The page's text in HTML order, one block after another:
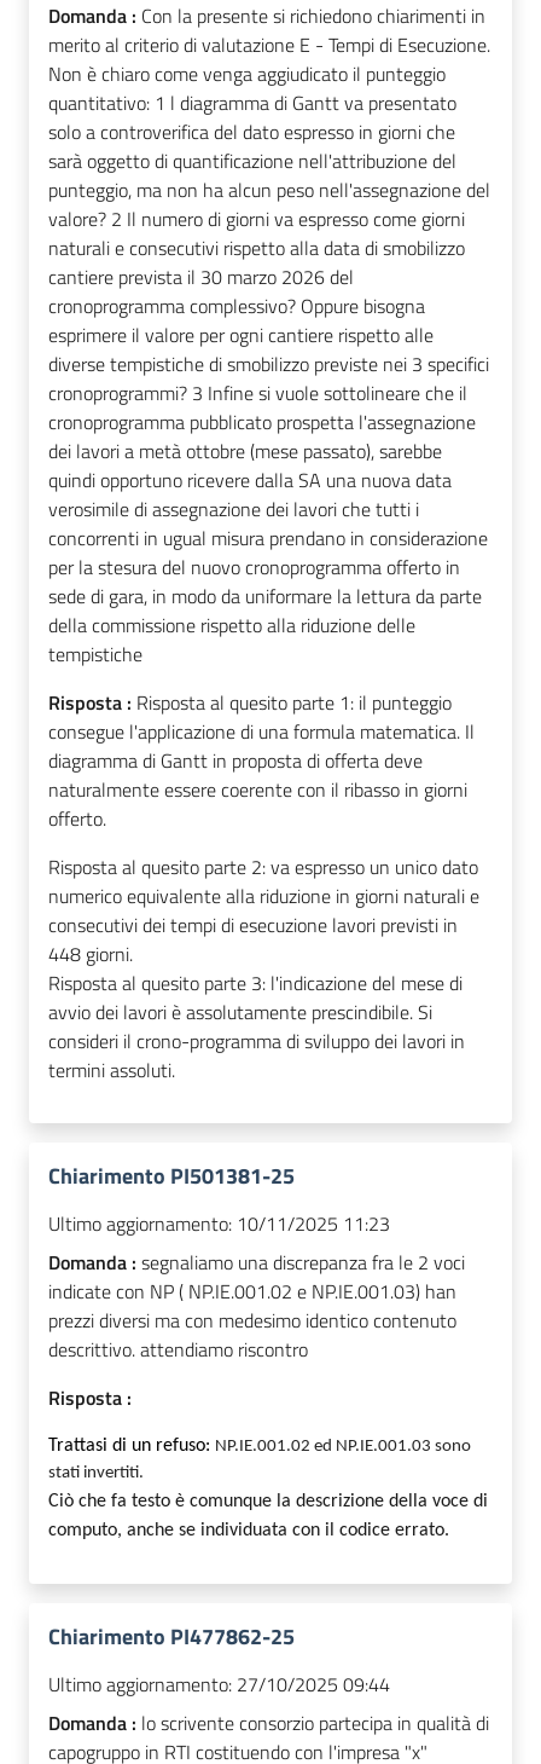
Domanda : Con la presente si richiedono chiarimenti in
merito al criterio di valutazione E - Tempi di Esecuzione.
Non è chiaro come venga aggiudicato il punteggio
quantitativo: 1 l diagramma di Gantt va presentato
solo a controverifica del dato espresso in giorni che
sarà oggetto di quantificazione nell'attribuzione del
punteggio, ma non ha alcun peso nell'assegnazione del
valore? 2 Il numero di giorni va espresso come giorni
naturali e consecutivi rispetto alla data di smobilizzo
cantiere prevista il 30 marzo 2026 del
cronoprogramma complessivo? Oppure bisogna
esprimere il valore per ogni cantiere rispetto alle
diverse tempistiche di smobilizzo previste nei 3 specifici
cronoprogrammi? 3 Infine si vuole sottolineare che il
cronoprogramma pubblicato prospetta l'assegnazione
dei lavori a metà ottobre (mese passato), sarebbe
quindi opportuno ricevere dalla SA una nuova data
verosimile di assegnazione dei lavori che tutti i
concorrenti in ugual misura prendano in considerazione
per la stesura del nuovo cronoprogramma offerto in
sede di gara, in modo da uniformare la lettura da parte
della commissione rispetto alla riduzione delle
tempistiche
Risposta : Risposta al quesito parte 1: il punteggio
consegue l'applicazione di una formula matematica. Il
diagramma di Gantt in proposta di offerta deve
naturalmente essere coerente con il ribasso in giorni
offerto.
Risposta al quesito parte 2: va espresso un unico dato
numerico equivalente alla riduzione in giorni naturali e
consecutivi dei tempi di esecuzione lavori previsti in
448 giorni.
Risposta al quesito parte 3: l'indicazione del mese di
avvio dei lavori è assolutamente prescindibile. Si
consideri il crono-programma di sviluppo dei lavori in
termini assoluti.
Chiarimento PI501381-25
Ultimo aggiornamento: 10/11/2025 11:23
Domanda : segnaliamo una discrepanza fra le 2 voci
indicate con NP ( NP.IE.001.02 e NP.IE.001.03) han
prezzi diversi ma con medesimo identico contenuto
descrittivo. attendiamo riscontro
Risposta :
Trattasi di un refuso: NP.IE.001.02 ed NP.IE.001.03 sono
stati invertiti.
Ciò che fa testo è comunque la descrizione della voce di
computo, anche se individuata con il codice errato.
Chiarimento PI477862-25
Ultimo aggiornamento: 27/10/2025 09:44
Domanda : lo scrivente consorzio partecipa in qualità di
capogruppo in RTI costituendo con l'impresa "x"